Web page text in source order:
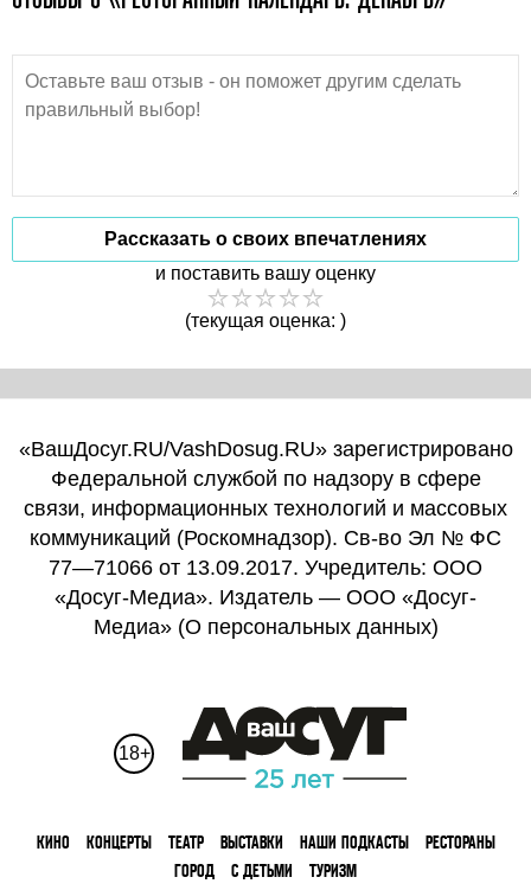
Рассказать о своих впечатлениях
и поставить вашу оценку
(текущая оценка: )
«ВашДосуг.RU/VashDosug.RU» зарегистрировано
Федеральной службой по надзору в сфере
связи, информационных технологий и массовых
коммуникаций (Роскомнадзор). Св-во Эл № ФС
77—71066 от 13.09.2017. Учредитель: ООО
«Досуг-Медиа». Издатель — ООО «Досуг-
Медиа» (О персональных данных)
18+
КИНО КОНЦЕРТЫ ТЕАТР ВЫСТАВКИ НАШИ ПОДКАСТЫ
РЕСТОРАНЫ
ГОРОД
С ДЕТЬМИ ТУРИЗМ